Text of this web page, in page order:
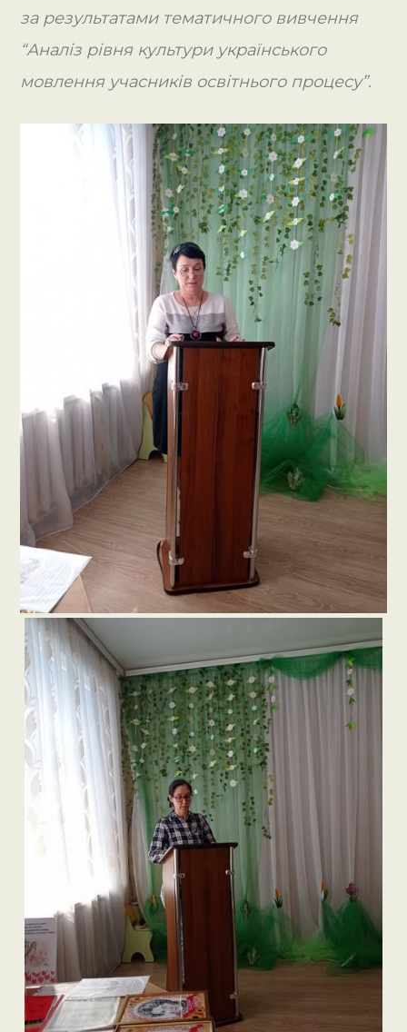
за результатами тематичного вивчення
“Аналіз рівня культури українського
мовлення учасників освітнього процесу”.